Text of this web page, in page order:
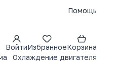
Помощь
ВойтиИзбранноеКорзина
Охлаждение двигателя